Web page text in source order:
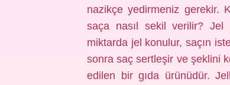
nazikçe yedirmeniz gerekir.
saça nasıl sekil verilir?
miktarda jel konulur, saçın
sonra saç sertleşir ve şeklini
edilen bir gıda ürünüdür.